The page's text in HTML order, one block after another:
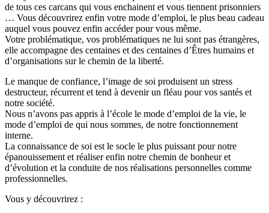
de tous ces carcans qui vous enchainent et vous tiennent prisonniers
… Vous découvrirez enfin votre mode d’emploi, le plus beau cadeau
auquel vous pouvez enfin accéder pour vous même.
Votre problématique, vos problématiques ne lui sont pas étrangères,
elle accompagne des centaines et des centaines d’Êtres humains et
d’organisations sur le chemin de la liberté.
Le manque de confiance, l’image de soi produisent un stress
destructeur, récurrent et tend à devenir un fléau pour vos santés et
notre société.
Nous n’avons pas appris à l’école le mode d’emploi de la vie, le
mode d’emploi de qui nous sommes, de notre fonctionnement
interne.
La connaissance de soi est le socle le plus puissant pour notre
épanouissement et réaliser enfin notre chemin de bonheur et
d’évolution et la conduite de nos réalisations personnelles comme
professionnelles.
Vous y découvrirez :